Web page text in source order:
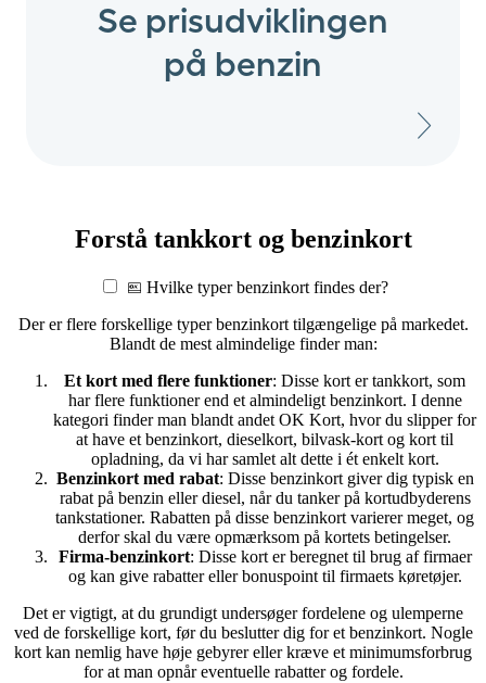
Se prisudviklingen
på benzin
Forstå tankkort og benzinkort
Hvilke typer benzinkort findes der?
Der er flere forskellige typer benzinkort tilgængelige på markedet.
Blandt de mest almindelige finder man:
Et kort med flere funktioner: Disse kort er tankkort, som
har flere funktioner end et almindeligt benzinkort. I denne
kategori finder man blandt andet OK Kort, hvor du slipper for
at have et benzinkort, dieselkort, bilvask-kort og kort til
opladning, da vi har samlet alt dette i ét enkelt kort.
Benzinkort med rabat: Disse benzinkort giver dig typisk en
rabat på benzin eller diesel, når du tanker på kortudbyderens
tankstationer. Rabatten på disse benzinkort varierer meget, og
derfor skal du være opmærksom på kortets betingelser.
Firma-benzinkort: Disse kort er beregnet til brug af firmaer
og kan give rabatter eller bonuspoint til firmaets køretøjer.
Det er vigtigt, at du grundigt undersøger fordelene og ulemperne
ved de forskellige kort, før du beslutter dig for et benzinkort. Nogle
kort kan nemlig have høje gebyrer eller kræve et minimumsforbrug
for at man opnår eventuelle rabatter og fordele.